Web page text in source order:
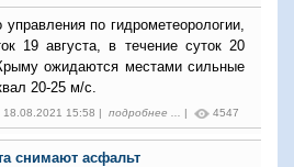
по гидрометеорологии,
19 августа, в течение суток 20
ожидаются местами сильные
20-25 м/с.
18.08.2021 15:58 | подробнее ... | 4547
снимают асфальт